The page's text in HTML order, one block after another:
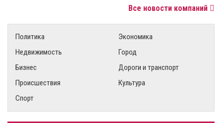
Все новости компаний
Политика
Экономика
Недвижимость
Город
Бизнес
Дороги и транспорт
Происшествия
Культура
Спорт